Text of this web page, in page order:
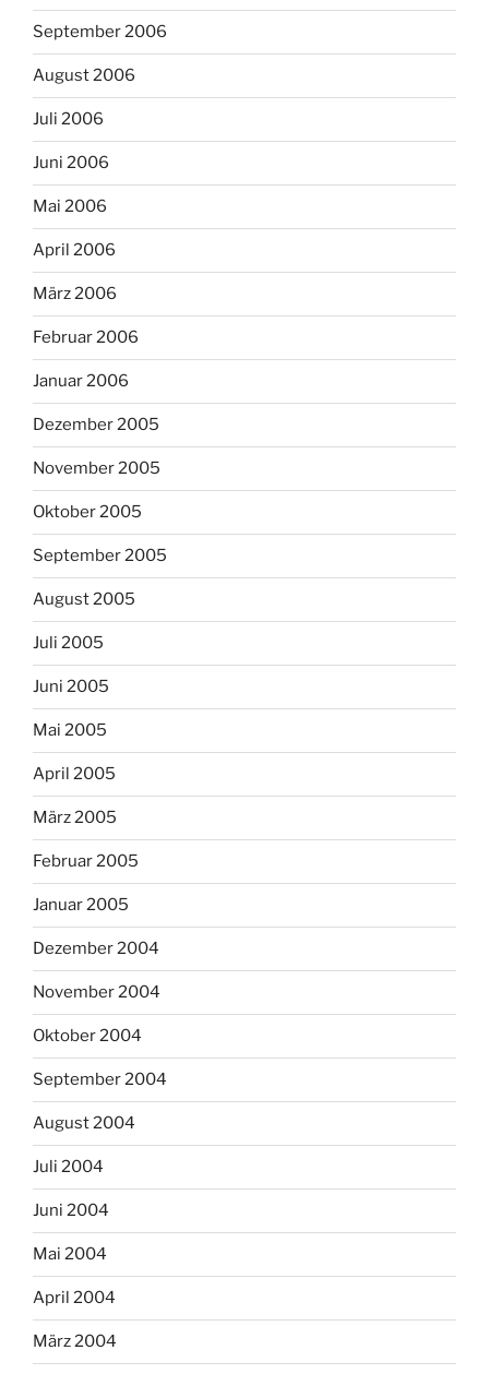
September 2006
August 2006
Juli 2006
Juni 2006
Mai 2006
April 2006
März 2006
Februar 2006
Januar 2006
Dezember 2005
November 2005
Oktober 2005
September 2005
August 2005
Juli 2005
Juni 2005
Mai 2005
April 2005
März 2005
Februar 2005
Januar 2005
Dezember 2004
November 2004
Oktober 2004
September 2004
August 2004
Juli 2004
Juni 2004
Mai 2004
April 2004
März 2004